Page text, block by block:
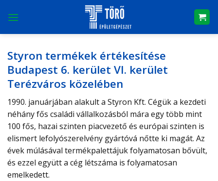
Styron termékek értékesítése
Budapest 6. kerület VI. kerület
Terézváros közelében
1990. januárjában alakult a Styron Kft. Cégük a kezdeti
néhány fős családi vállalkozásból mára egy több mint
100 fős, hazai szinten piacvezető és európai szinten is
elismert lefolyószerelvény gyártóvá nőtte ki magát. Az
évek múlásával termékpalettájuk folyamatosan bővült,
és ezzel együtt a cég létszáma is folyamatosan
emelkedett.